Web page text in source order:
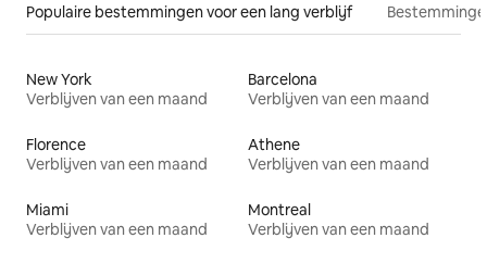
Populaire bestemmingen voor een lang verblijf
New York
Verblijven van een maand
Barcelona
Verblijven van een maand
Florence
Verblijven van een maand
Athene
Verblijven van een maand
Miami
Verblijven van een maand
Montreal
Verblijven van een maand